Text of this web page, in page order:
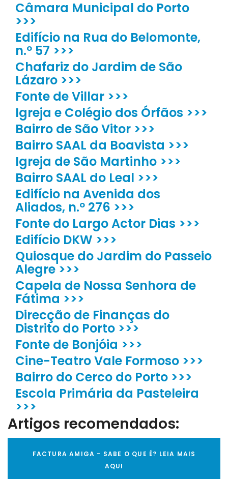
Câmara Municipal do Porto
>>>
Edifício na Rua do Belomonte,
n.º 57 >>>
Chafariz do Jardim de São
Lázaro >>>
Fonte de Villar >>>
Igreja e Colégio dos Órfãos >>>
Bairro de São Vitor >>>
Bairro SAAL da Boavista >>>
Igreja de São Martinho >>>
Bairro SAAL do Leal >>>
Edifício na Avenida dos
Aliados, n.º 276 >>>
Fonte do Largo Actor Dias >>>
Edifício DKW >>>
Quiosque do Jardim do Passeio
Alegre >>>
Capela de Nossa Senhora de
Fátima >>>
Direcção de Finanças do
Distrito do Porto >>>
Fonte de Bonjóia >>>
Cine-Teatro Vale Formoso >>>
Bairro do Cerco do Porto >>>
Escola Primária da Pasteleira
>>>
Artigos recomendados:
FACTURA AMIGA - SABE O QUE É? LEIA MAIS
AQUI